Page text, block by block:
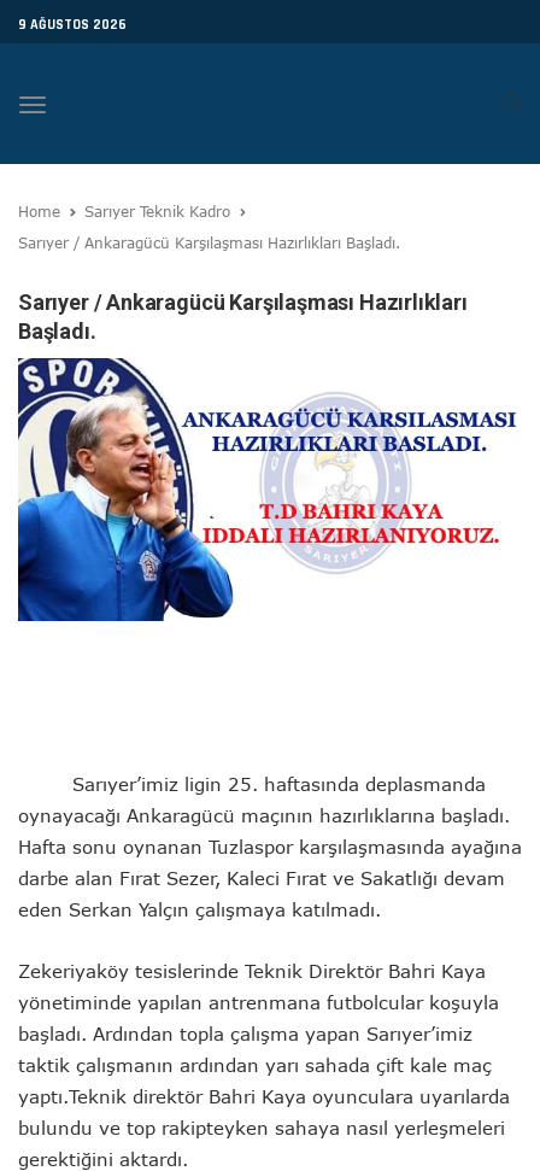
9 AĞUSTOS 2026
Toggle
Home
Sarıyer Teknik Kadro
Sarıyer / Ankaragücü Karşılaşması Hazırlıkları Başladı.
Sarıyer / Ankaragücü Karşılaşması Hazırlıkları
Başladı.
Sarıyer’imiz ligin 25. haftasında deplasmanda
oynayacağı Ankaragücü maçının hazırlıklarına başladı.
Hafta sonu oynanan Tuzlaspor karşılaşmasında ayağına
darbe alan Fırat Sezer, Kaleci Fırat ve Sakatlığı devam
eden Serkan Yalçın çalışmaya katılmadı.
Zekeriyaköy tesislerinde Teknik Direktör Bahri Kaya
yönetiminde yapılan antrenmana futbolcular koşuyla
başladı. Ardından topla çalışma yapan Sarıyer’imiz
taktik çalışmanın ardından yarı sahada çift kale maç
yaptı.Teknik direktör Bahri Kaya oyunculara uyarılarda
bulundu ve top rakipteyken sahaya nasıl yerleşmeleri
gerektiğini aktardı.